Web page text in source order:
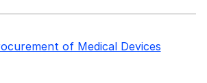
of Medical Devices